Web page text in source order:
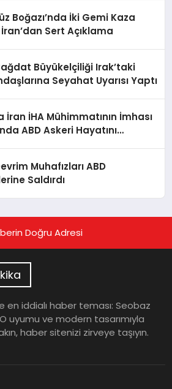
Boğazı’nda İki Gemi Kaza
Sert Açıklama
Büyükelçiliği Irak’taki
Seyahat Uyarısı Yaptı
İran İHA Mühimmatının İmhası
ABD Askeri Hayatını
Muhafızları ABD
Saldırdı
Doğru Adresi
en iddialı haber teması: Seobaz
uyumu ve modern tasarımıyla
haber sitenizi zirveye taşıyın.